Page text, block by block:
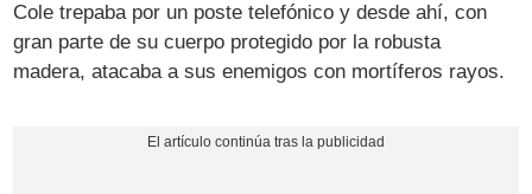
Cole trepaba por un poste telefónico y desde ahí, con
gran parte de su cuerpo protegido por la robusta
madera, atacaba a sus enemigos con mortíferos rayos.